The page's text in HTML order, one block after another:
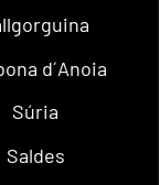
d´Anoia
Súria
Saldes